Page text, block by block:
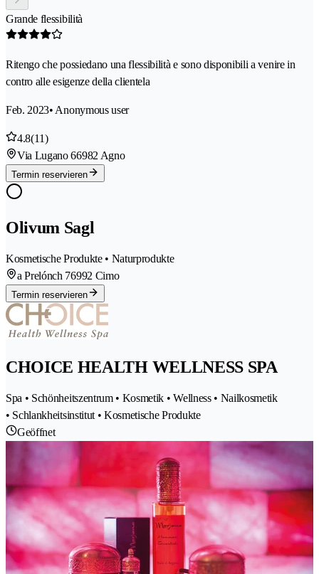
Grande flessibilità
Ritengo che possiedano una flessibilità e sono disponibili a venire in
contro alle esigenze della clientela
Feb. 2023• Anonymous user
4.8(11)
Via Lugano 66982 Agno
Termin reservieren
Olivum Sagl
Kosmetische Produkte • Naturprodukte
a Prelónch 76992 Cimo
Termin reservieren
CHOICE HEALTH WELLNESS SPA
Spa • Schönheitszentrum • Kosmetik • Wellness • Nailkosmetik
• Schlankheitsinstitut • Kosmetische Produkte
Geöffnet